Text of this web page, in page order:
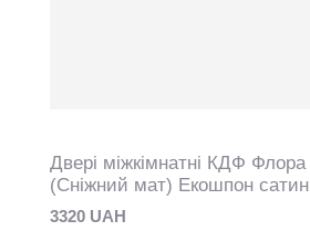
Двері міжкімнатні КДФ Флора
(Сніжний мат) Екошпон сатин
3320 UAH